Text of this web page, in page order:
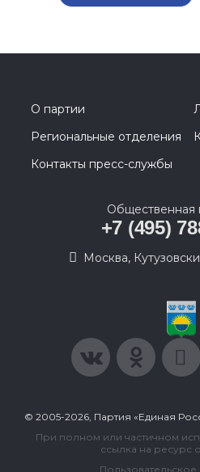
О партии
Региональные отделения
Контакты пресс-службы
Общественная
+7 (495)
Москва,
© 2005-2026, Партия «Единая
При полном или частичном
ссылка на ресурс